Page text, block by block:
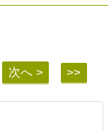
次へ > >>